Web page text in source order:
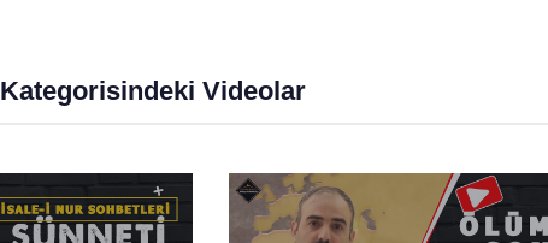
Kategorisindeki Videolar